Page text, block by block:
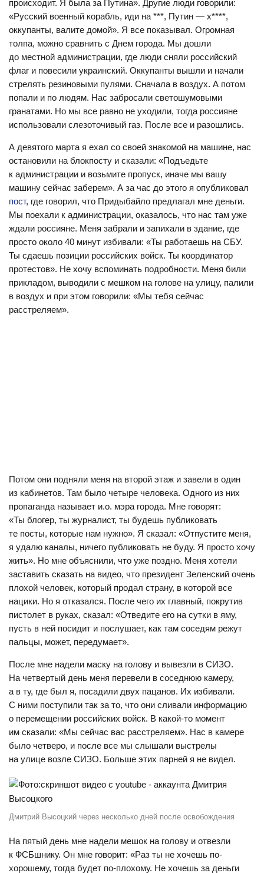
происходит. Я была за Путина». Другие люди говорили:
«Русский военный корабль, иди на ***, Путин — х****,
оккупанты, валите домой». Я все показывал. Огромная
толпа, можно сравнить с Днем города. Мы дошли
до местной администрации, где люди сняли российский
флаг и повесили украинский. Оккупанты вышли и начали
стрелять резиновыми пулями. Сначала в воздух. А потом
попали и по людям. Нас забросали светошумовыми
гранатами. Но мы все равно не уходили, тогда россияне
использовали слезоточивый газ. После все и разошлись.
А девятого марта я ехал со своей знакомой на машине, нас
остановили на блокпосту и сказали: «Подъедьте
к администрации и возьмите пропуск, иначе мы вашу
машину сейчас заберем». А за час до этого я опубликовал
пост, где говорил, что Придыбайло предлагал мне деньги.
Мы поехали к администрации, оказалось, что нас там уже
ждали россияне. Меня забрали и запихали в здание, где
просто около 40 минут избивали: «Ты работаешь на СБУ.
Ты сдаешь позиции российских войск. Ты координатор
протестов». Не хочу вспоминать подробности. Меня били
прикладом, выводили с мешком на голове на улицу, палили
в воздух и при этом говорили: «Мы тебя сейчас
расстреляем».
Потом они подняли меня на второй этаж и завели в один
из кабинетов. Там было четыре человека. Одного из них
пропаганда называет и.о. мэра города. Мне говорят:
«Ты блогер, ты журналист, ты будешь публиковать
те посты, которые нам нужно». Я сказал: «Отпустите меня,
я удалю каналы, ничего публиковать не буду. Я просто хочу
жить». Но мне объяснили, что уже поздно. Меня хотели
заставить сказать на видео, что президент Зеленский очень
плохой человек, который продал страну, в которой все
нацики. Но я отказался. После чего их главный, покрутив
пистолет в руках, сказал: «Отведите его на сутки в яму,
пусть в ней посидит и послушает, как там соседям режут
пальцы, может, передумает».
После мне надели маску на голову и вывезли в СИЗО.
На четвертый день меня перевели в соседнюю камеру,
а в ту, где был я, посадили двух пацанов. Их избивали.
С ними поступили так за то, что они сливали информацию
о перемещении российских войск. В какой-то момент
им сказали: «Мы сейчас вас расстреляем». Нас в камере
было четверо, и после все мы слышали выстрелы
на улице возле СИЗО. Больше этих парней я не видел.
Дмитрий Высоцкий через несколько дней после освобождения
На пятый день мне надели мешок на голову и отвезли
к ФСБшнику. Он мне говорит: «Раз ты не хочешь по-
хорошему, тогда будет по-плохому. Не хочешь за деньги